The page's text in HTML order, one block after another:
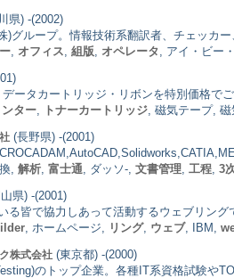
県) -(2002)
)グループ。情報技術系翻訳者、チェッカ
オフィス 組版 オペレータ , アイ・ビー
データカートリッジ・リボンを特別価格で
ター トナーカートリッジ , 磁気テープ,
(長野県) -(2001)
, 解析 富士通 , ダッソ-, 文書管理 工程 3
県) -(2001)
る皆で協力しあって活動するウェブリング
, ホームページ, リング, ウェブ, IBM,
株式会社 (東京都) -(2000)
のトップ企業。各種IT系資格試験や